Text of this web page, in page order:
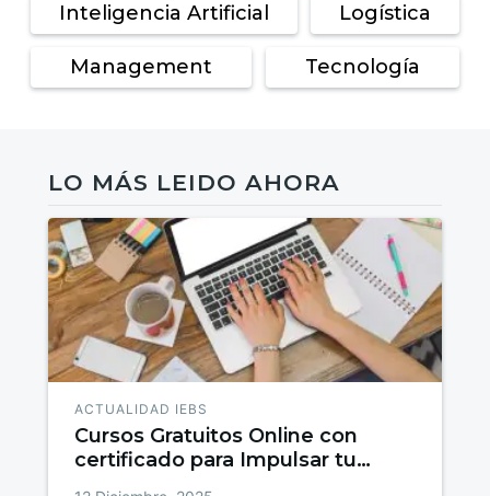
Inteligencia Artificial Logística
Management Tecnología
LO MÁS LEIDO AHORA
ACTUALIDAD IEBS
Cursos Gratuitos Online con
certificado para Impulsar tu